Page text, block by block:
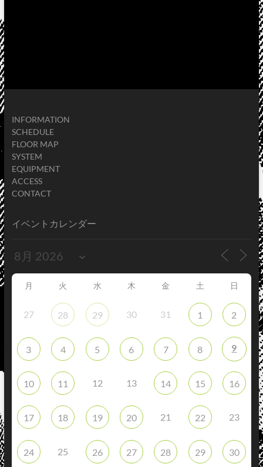
INFORMATION
SCHEDULE
FLOOR MAP
SYSTEM
EQUIPMENT
ACCESS
CONTACT
イベントカレンダー
月 火 水 木 金 土 日
27 28 29 30 31 1 2
3 4 5 6 7 8 9
10 11 12 13 14 15 16
17 18 19 20 21 22 23
24 25 26 27 28 29 30